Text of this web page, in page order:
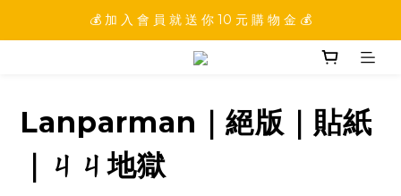
💰 加 入 會 員 就 送 你 10 元 購 物 金 💰
💰 加 入 會 員 就 送 你 10 元 購 物 金 💰
💰 填 寫 完 整 會 員 資 訊 再 送 點 數 22222 點 💰
Lanparman｜絕版｜貼紙
｜ㄐㄐ地獄